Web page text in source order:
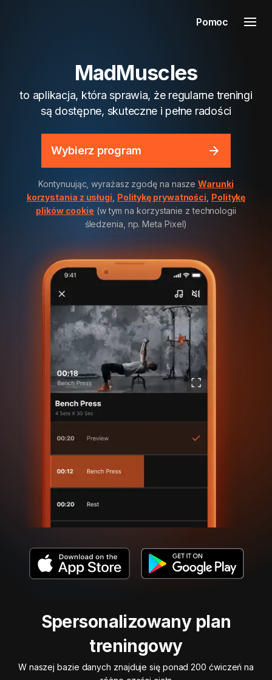
Pomoc
MadMuscles
to aplikacja, która sprawia, że regularne treningi
są dostępne, skuteczne i pełne radości
Wybierz program
Kontynuując, wyrażasz zgodę na naszeWarunki
korzystania z usługi Politykę prywatności Politykę
plików cookie (w tym na korzystanie z technologii
śledzenia, np. Meta Pixel)
Spersonalizowany plan
treningowy
W naszej bazie danych znajduje się ponad 200 ćwiczeń na